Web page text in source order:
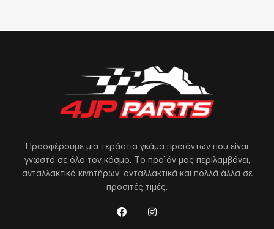
Προσφέρουμε μια τεράστια γκάμα προϊόντων που είναι
γνωστά σε όλο τον κόσμο. Το προϊόν μας περιλαμβάνει,
ανταλλακτικά κινητήρων, ανταλλακτικά και πολλά άλλα σε
προσιτές τιμές.